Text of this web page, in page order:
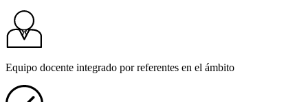
Equipo docente integrado por referentes en el ámbito